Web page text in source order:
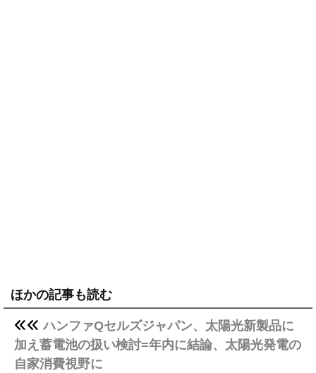
ほかの記事も読む
ハンファQセルズジャパン、太陽光新製品に
加え蓄電池の扱い検討=年内に結論、太陽光発電の
自家消費視野に